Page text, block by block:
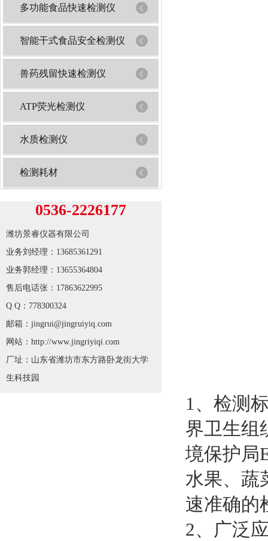
多功能食品快速检测仪
智能干式食品安全检测仪
兽药残留快速检测仪
ATP荧光检测仪
水质检测仪
检测耗材
0536-2226177
潍坊景睿仪器有限公司
业务刘经理：13685361291
业务郭经理：13655364804
售后电话张：17863622995
Q Q：778300324
邮箱：jingrui@jingruiyiq.com
网站：http://www.jingriyiqi.com
厂址：山东省潍坊市东方路卧龙街大学
生科技园
1、检测
界卫生组
境保护局
水果、蔬
速准确的
2、广泛